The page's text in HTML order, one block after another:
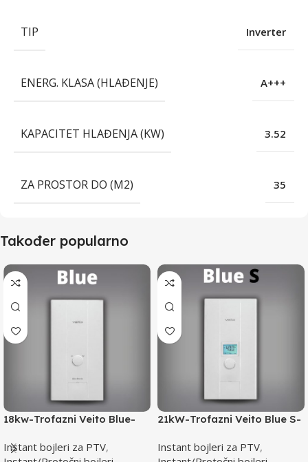
TIP Inverter
ENERG. KLASA (HLAĐENJE) A+++
KAPACITET HLAĐENJA (KW) 3.52
ZA PROSTOR DO (M2) 35
Također popularno
18kw-Trofazni Veito Blue-
Instant bojleri za PTV,
21kW-Trofazni Veito Blue S-
Instant bojleri za PTV,